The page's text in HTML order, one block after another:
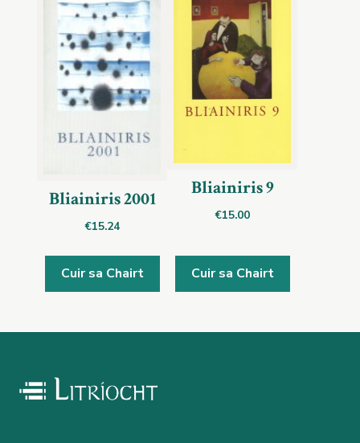
Bliainiris 2001
€15.24
Cuir sa Chairt
Bliainiris 9
€15.00
Cuir sa Chairt